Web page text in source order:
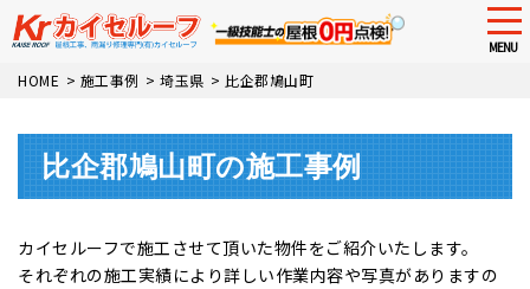
Skip
content
MENU
HOME > 施工事例 > 埼玉県 > 比企郡鳩山町
比企郡鳩山町の施工事例
カイセルーフで施工させて頂いた物件をご紹介いたします。
それぞれの施工実績により詳しい作業内容や写真がありますの